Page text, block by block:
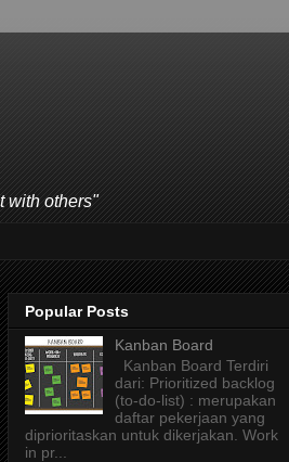
with others"
Popular Posts
Kanban Board
Kanban Board Terdiri
dari: Prioritized backlog
(to-do-list) : merupakan
daftar pekerjaan yang
diprioritaskan untuk dikerjakan. Work
in pr...